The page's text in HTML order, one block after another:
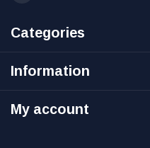
Categories
Information
My account